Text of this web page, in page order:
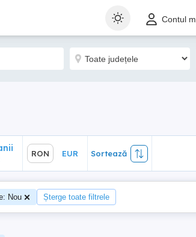
Contul
Sortează
RON EUR Sortează
Nou Șterge toate filtrele